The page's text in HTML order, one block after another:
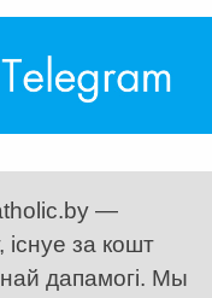
—
за кошт
дапамогі. Мы